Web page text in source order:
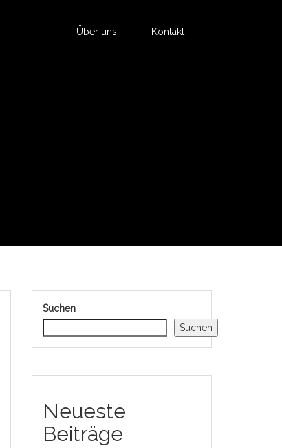
Über uns Kontakt
Suchen
Suchen
Neueste
Beiträge